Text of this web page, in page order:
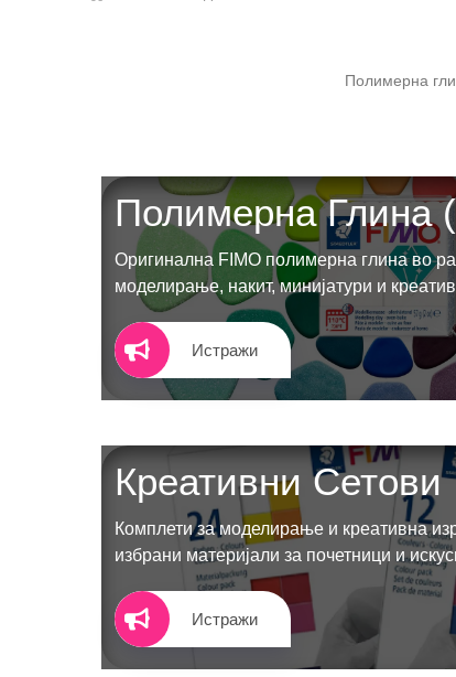
Полимерна
Полимерна Глина
Оригинална FIMO полимерна глина во
моделирање, накит, минијатури и
Истражи
Креативни Сетови
Комплети за моделирање и креативна
избрани материјали за почетници и
Истражи
КОНТАКТ ИНФО
АДРЕСА:
ТЕЛЕФОН:
0038977640534
EMAIL:
contact@moehobi.mk
РАБОТНО ВРЕМЕ:
Пон - Саб / 09:00 - 21:00